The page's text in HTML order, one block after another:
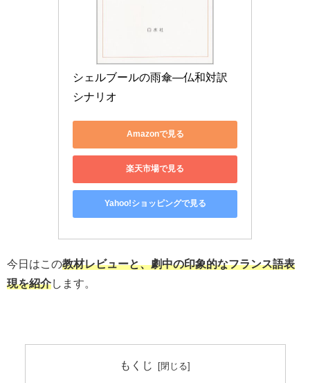
シェルブールの雨傘―仏和対訳
シナリオ
Amazonで見る
楽天市場で見る
Yahoo!ショッピングで見る
今日はこの教材レビューと、劇中の印象的なフランス語表
現を紹介します。
もくじ